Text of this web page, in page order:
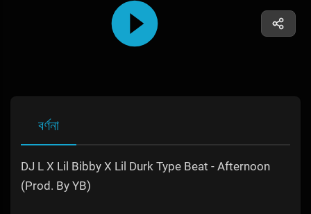
বর্ণনা
DJ L X Lil Bibby X Lil Durk Type Beat - Afternoon
(Prod. By YB)